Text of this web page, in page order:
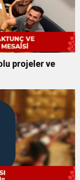
projeler ve